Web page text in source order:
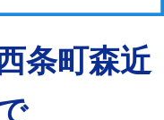
条町森近